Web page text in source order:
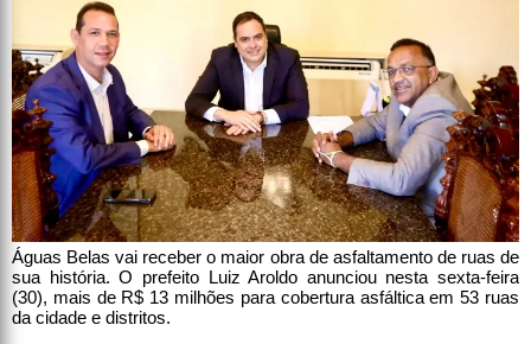
Águas Belas vai receber o maior obra de asfaltamento de ruas de
sua história. O prefeito Luiz Aroldo anunciou nesta sexta-feira
(30), mais de R$ 13 milhões para cobertura asfáltica em 53 ruas
da cidade e distritos.